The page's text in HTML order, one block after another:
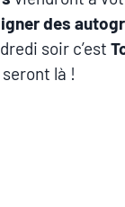
des
soir c’est
là !